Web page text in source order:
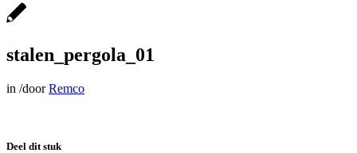
stalen_pergola_01
in /doorRemco
Deel dit stuk